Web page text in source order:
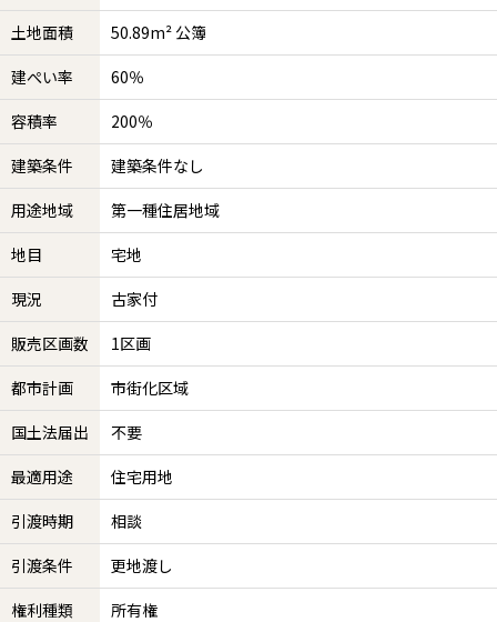
土地面積
50.89m² 公簿
建ぺい率
60％
容積率
200％
建築条件
建築条件なし
用途地域
第一種住居地域
地目
宅地
現況
古家付
販売区画数
1区画
都市計画
市街化区域
国土法届出
不要
最適用途
住宅用地
引渡時期
相談
引渡条件
更地渡し
権利種類
所有権